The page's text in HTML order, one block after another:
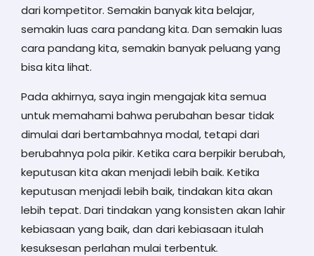
dari kompetitor. Semakin banyak kita belajar,
semakin luas cara pandang kita. Dan semakin luas
cara pandang kita, semakin banyak peluang yang
bisa kita lihat.
Pada akhirnya, saya ingin mengajak kita semua
untuk memahami bahwa perubahan besar tidak
dimulai dari bertambahnya modal, tetapi dari
berubahnya pola pikir. Ketika cara berpikir berubah,
keputusan kita akan menjadi lebih baik. Ketika
keputusan menjadi lebih baik, tindakan kita akan
lebih tepat. Dari tindakan yang konsisten akan lahir
kebiasaan yang baik, dan dari kebiasaan itulah
kesuksesan perlahan mulai terbentuk.